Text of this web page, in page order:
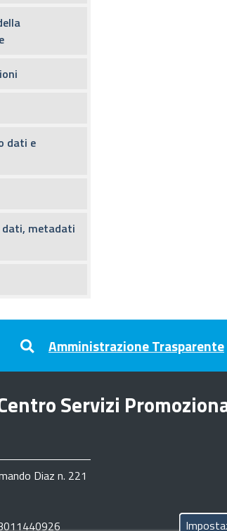
dati e
dati, metadati
Amministrazione Trasparente
Servizi
Diaz n. 221